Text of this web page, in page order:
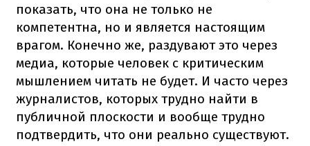
показать, что она не только не
компетентна, но и является настоящим
врагом. Конечно же, раздувают это через
медиа, которые человек с критическим
мышлением читать не будет. И часто через
журналистов, которых трудно найти в
публичной плоскости и вообще трудно
подтвердить, что они реально существуют.